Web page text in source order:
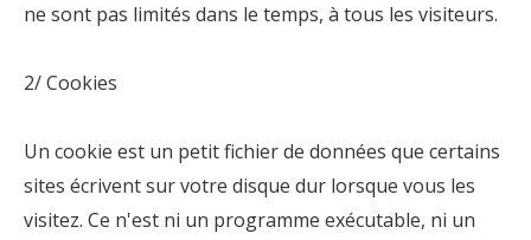
ne sont pas limités dans le temps, à tous les visiteurs.
2/ Cookies
Un cookie est un petit fichier de données que certains
sites écrivent sur votre disque dur lorsque vous les
visitez. Ce n'est ni un programme exécutable, ni un